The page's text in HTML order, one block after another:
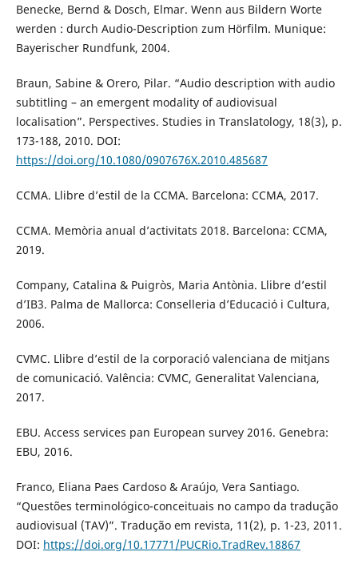
Benecke, Bernd & Dosch, Elmar. Wenn aus Bildern Worte
werden : durch Audio-Description zum Hörfilm. Munique:
Bayerischer Rundfunk, 2004.
Braun, Sabine & Orero, Pilar. “Audio description with audio
subtitling – an emergent modality of audiovisual
localisation”. Perspectives. Studies in Translatology, 18(3), p.
173-188, 2010. DOI:
https://doi.org/10.1080/0907676X.2010.485687
CCMA. Llibre d’estil de la CCMA. Barcelona: CCMA, 2017.
CCMA. Memòria anual d’activitats 2018. Barcelona: CCMA,
2019.
Company, Catalina & Puigròs, Maria Antònia. Llibre d’estil
d’IB3. Palma de Mallorca: Conselleria d’Educació i Cultura,
2006.
CVMC. Llibre d’estil de la corporació valenciana de mitjans
de comunicació. Valência: CVMC, Generalitat Valenciana,
2017.
EBU. Access services pan European survey 2016. Genebra:
EBU, 2016.
Franco, Eliana Paes Cardoso & Araújo, Vera Santiago.
“Questões terminológico-conceituais no campo da tradução
audiovisual (TAV)”. Tradução em revista, 11(2), p. 1-23, 2011.
DOI: https://doi.org/10.17771/PUCRio.TradRev.18867